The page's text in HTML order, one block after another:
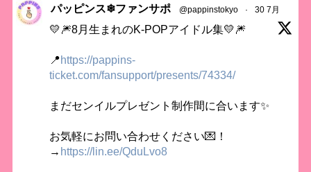
パッピンス❄ファンサポ @pappinstokyo · 30 7月
💛🎆8月生まれのK-POPアイドル集💛🎆
📍https://pappins-
ticket.com/fansupport/presents/74334/
まだセンイルプレゼント制作間に合います✨
お気軽にお問い合わせください💌！
→ https://lin.ee/QduLvo8